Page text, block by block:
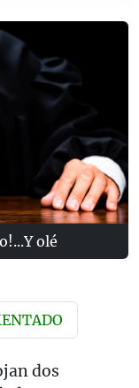
olé
dos